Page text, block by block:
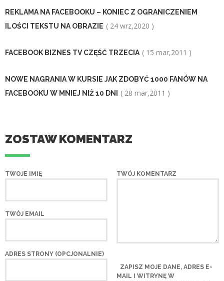
REKLAMA NA FACEBOOKU – KONIEC Z OGRANICZENIEM
ILOŚCI TEKSTU NA OBRAZIE ( 24 wrz,2020 )
FACEBOOK BIZNES TV CZĘŚĆ TRZECIA ( 15 mar,2011 )
NOWE NAGRANIA W KURSIE JAK ZDOBYĆ 1000 FANÓW NA
FACEBOOKU W MNIEJ NIŻ 10 DNI
( 28 mar,2011 )
ZOSTAW KOMENTARZ
TWÓJ KOMENTARZ
TWOJE IMIĘ
TWÓJ EMAIL
ADRES STRONY (OPCJONALNIE)
ZAPISZ MOJE DANE, ADRES E-
MAIL I WITRYNĘ W